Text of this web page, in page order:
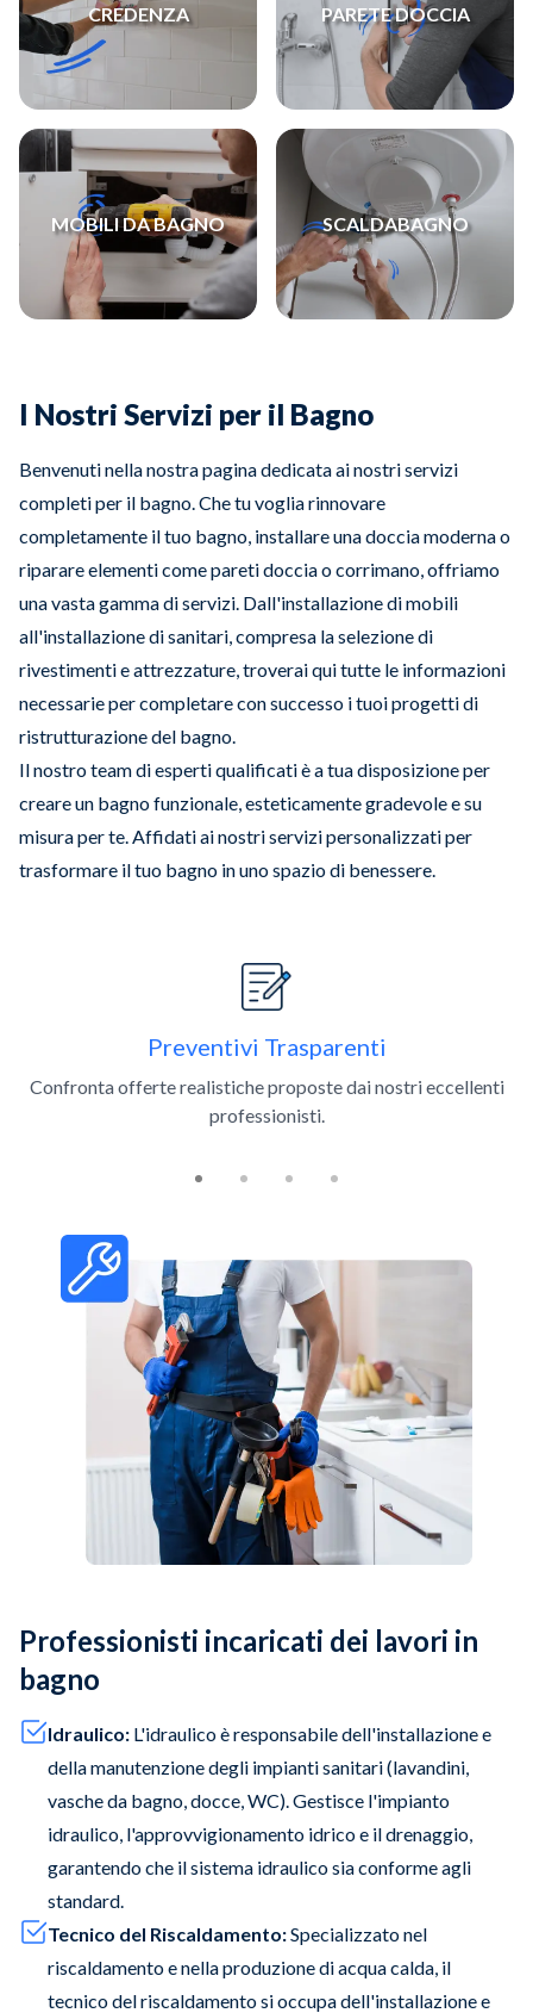
CREDENZA PARETE DOCCIA
MOBILI DA BAGNO SCALDABAGNO
I Nostri Servizi per il Bagno
Benvenuti nella nostra pagina dedicata ai nostri servizi
completi per il bagno. Che tu voglia rinnovare
completamente il tuo bagno, installare una doccia moderna o
riparare elementi come pareti doccia o corrimano, offriamo
una vasta gamma di servizi. Dall'installazione di mobili
all'installazione di sanitari, compresa la selezione di
rivestimenti e attrezzature, troverai qui tutte le informazioni
necessarie per completare con successo i tuoi progetti di
ristrutturazione del bagno.
Il nostro team di esperti qualificati è a tua disposizione per
creare un bagno funzionale, esteticamente gradevole e su
misura per te. Affidati ai nostri servizi personalizzati per
trasformare il tuo bagno in uno spazio di benessere.
Preventivi Trasparenti
Confronta offerte realistiche proposte dai nostri eccellenti
professionisti.
Professionisti incaricati dei lavori in
bagno
Idraulico: L'idraulico è responsabile dell'installazione e
della manutenzione degli impianti sanitari (lavandini,
vasche da bagno, docce, WC). Gestisce l'impianto
idraulico, l'approvvigionamento idrico e il drenaggio,
garantendo che il sistema idraulico sia conforme agli
standard.
Tecnico del Riscaldamento:Specializzato nel
riscaldamento e nella produzione di acqua calda, il
tecnico del riscaldamento si occupa dell'installazione e